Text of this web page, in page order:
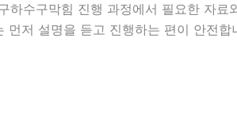
하수구막힘 진행 과정에서 필요한 자
저 설명을 듣고 진행하는 편이 안전합